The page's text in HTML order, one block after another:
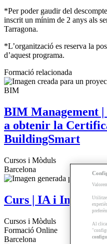
*Per poder gaudir del
inscrit un mínim de 2 anys als
Tarragona.
*L’organització es reserva la
d’aquest programa.
Formació relacionada
BIM Management
a obtenir la
BuildingSmart
Cursos i Mòduls
Barcelona
Curs | IA i Imatge
Cursos i Mòduls
Formació Online
Barcelona
Al